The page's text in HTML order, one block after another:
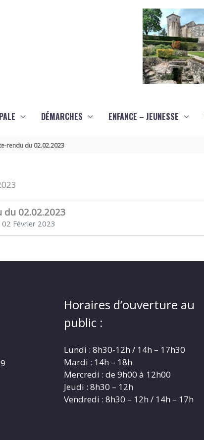
DÉMARCHES ENFANCE – JEUNESSE
rendu du 02.02.2023
02.02.2023
Février 2023
Horaires d’ouverture au
public :
Lundi : 8h30-12h / 14h – 17h30
Mardi : 14h – 18h
Mercredi : de 9h00 à 12h00
Jeudi : 8h30 – 12h
Vendredi : 8h30 – 12h / 14h – 17h